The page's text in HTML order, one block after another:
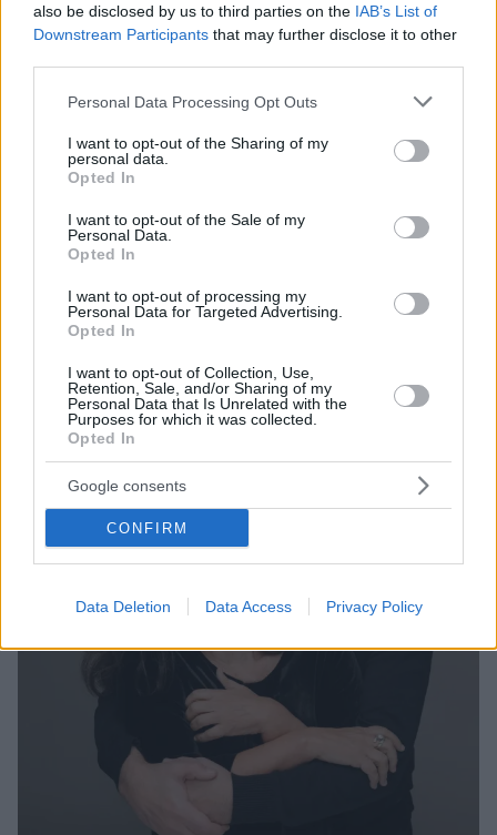
also be disclosed by us to third parties on the IAB’s List of
Downstream Participants that may further disclose it to other
Please note that this website/app uses one or more Google
not limited to your visit or usage behaviour. You may click to
grant or deny consent to Google and its third-party tags to
use your data for below specified purposes in below Google
consent section.
Personal Data Processing Opt Outs
I want to opt-out of the Sharing of my
personal data.
Opted In
I want to opt-out of the Sale of my
Personal Data.
Opted In
I want to opt-out of processing my
Personal Data for Targeted Advertising.
Opted In
I want to opt-out of Collection, Use,
Retention, Sale, and/or Sharing of my
Personal Data that Is Unrelated with the
Purposes for which it was collected.
Opted In
Google consents
CONFIRM
Data Deletion Data Access Privacy Policy
Ο Φάνης Μουρατίδης σκηνοθέτης και πρωταγωνιστής
σε μια σύγχρονη ιστορία φαντασμάτων, στο Θέατρο
Αλάμπρα
Το «2:22 – A Ghost Story» συνδυάζει ίντριγκα,
χιούμορ και τρόμο